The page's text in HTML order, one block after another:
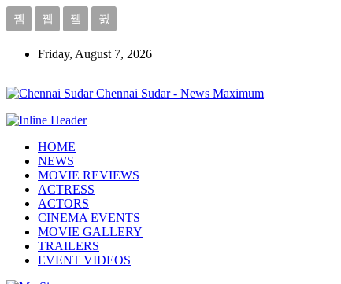
Friday, August 7, 2026
Chennai Sudar - News Maximum
HOME
NEWS
MOVIE REVIEWS
ACTRESS
ACTORS
CINEMA EVENTS
MOVIE GALLERY
TRAILERS
EVENT VIDEOS